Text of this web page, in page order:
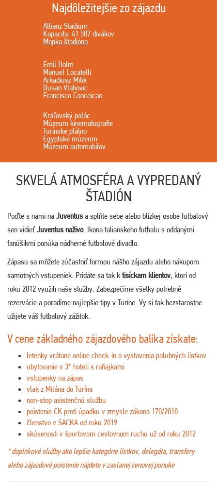
Najdôležitejšie zo zájazdu
Allianz Stadium
Kapacita: 41 507 divákov
Mapka štadióna
Emil Holm
Manuel Locatelli
Arkadiusz Milik
Dusan Vlahovic
Francisco Conceicao
Kráľovský palác
Múzeum kinematografie
Turínske plátno
Egyptské múzeum
Múzeum automobilov
SKVELÁ ATMOSFÉRA A VYPREDANÝ
ŠTADIÓN
Poďte s nami na Juventus a splňte sebe alebo blízkej osobe futbalový
sen vidieťJuventus naživo. Ikona talianskeho futbalu s oddanými
fanúšikmi ponúka nádherné futbalové divadlo.
Zápasu sa môžete zúčastniť formou nášho zájazdu alebo nákupom
samotných vstupeniek. Pridáte sa tak ktisíckam klientov, ktorí od
roku 2012 využili naše služby. Zabezpečíme všetky potrebné
rezervácie a poradíme najlepšie tipy v Turíne. Vy si tak bezstarostne
užijete váš futbalový zážitok.
V cene základného zájazdového balíka získate:
letenky vrátane online check-in a vystavenia palubných lístkov
ubytovanie v 3* hoteli s raňajkami
vstupenky na zápas
vlak z Milána do Turína
non-stop asistenčnú službu
poistenie CK proti úpadku v zmysle zákona 170/2018
členstvo v SACKA od roku 2019
skúsenosti v športovom cestovnom ruchu už od roku 2012
* doplnkové služby ako lepšie kategórie lístkov, delegáta, transfery
alebo zájazdové poistenie nájdete v zaslanej cenovej ponuke